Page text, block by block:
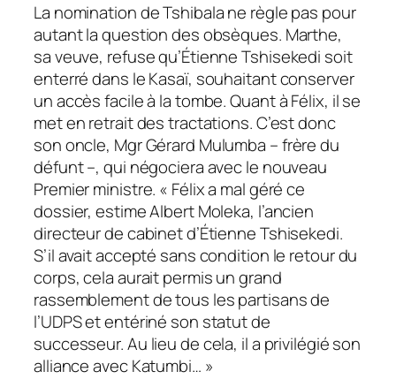
La nomination de Tshibala ne règle pas pour
autant la question des obsèques. Marthe,
sa veuve, refuse qu’Étienne Tshisekedi soit
enterré dans le Kasaï, souhaitant conserver
un accès facile à la tombe. Quant à Félix, il se
met en retrait des tractations. C’est donc
son oncle, Mgr Gérard Mulumba – frère du
défunt –, qui négociera avec le nouveau
Premier ministre. « Félix a mal géré ce
dossier, estime Albert Moleka, l’ancien
directeur de cabinet d’Étienne Tshisekedi.
S’il avait accepté sans condition le retour du
corps, cela aurait permis un grand
rassemblement de tous les partisans de
l’UDPS et entériné son statut de
successeur. Au lieu de cela, il a privilégié son
alliance avec Katumbi… »